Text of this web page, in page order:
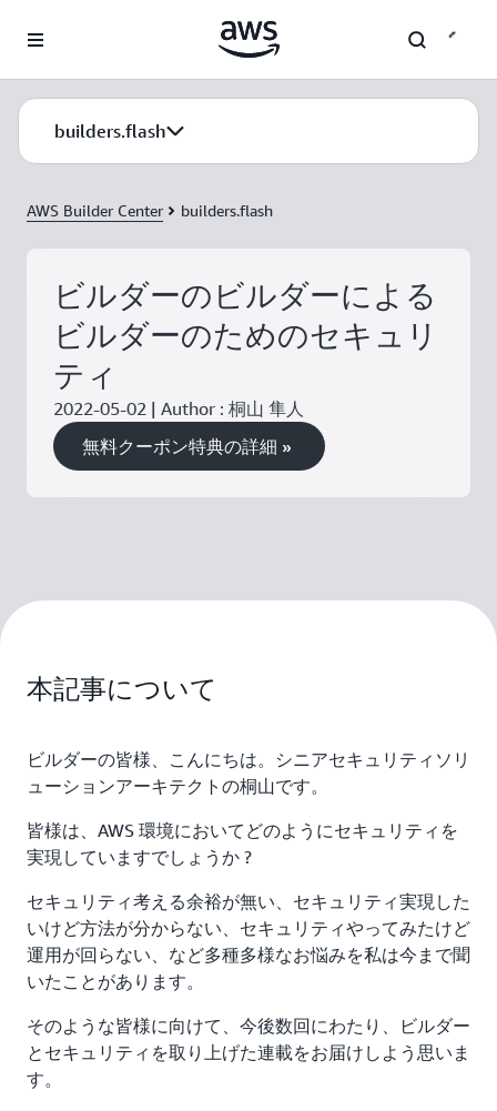
builders.flash
AWS Builder Center builders.flash
ビルダーのビルダーによる
ビルダーのためのセキュリ
ティ
2022-05-02 | Author : 桐山 隼人
無料クーポン特典の詳細 »
本記事について
ビルダーの皆様、こんにちは。シニアセキュリティソリ
ューションアーキテクトの桐山です。
皆様は、AWS 環境においてどのようにセキュリティを
実現していますでしょうか ?
セキュリティ考える余裕が無い、セキュリティ実現した
いけど方法が分からない、セキュリティやってみたけど
運用が回らない、など多種多様なお悩みを私は今まで聞
いたことがあります。
そのような皆様に向けて、今後数回にわたり、ビルダー
とセキュリティを取り上げた連載をお届けしよう思いま
す。